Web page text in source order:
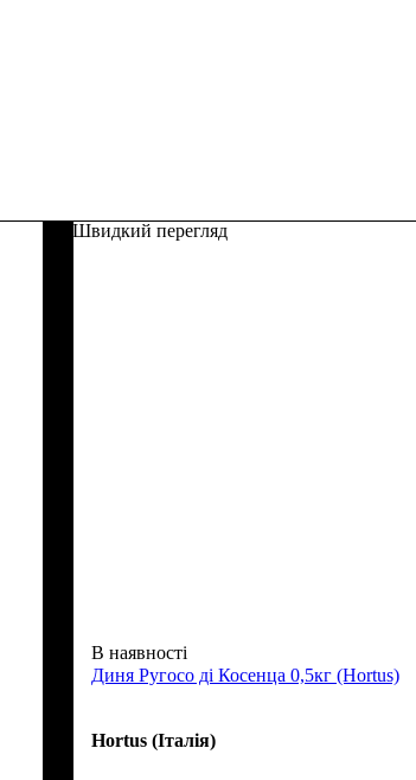
Швидкий перегляд
В наявності
Диня Ругосо ді Косенца 0,5кг (Hortus)
Hortus (Італія)